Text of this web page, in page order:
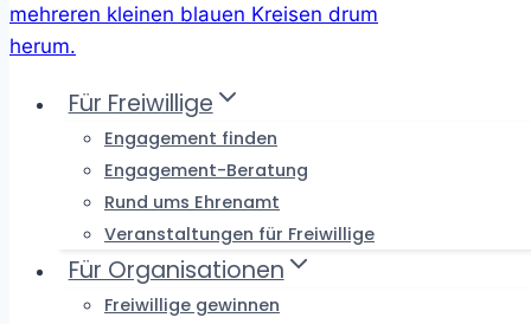
Für Freiwillige
Engagement finden
Engagement-Beratung
Rund ums Ehrenamt
Veranstaltungen für Freiwillige
Für Organisationen
Freiwillige gewinnen